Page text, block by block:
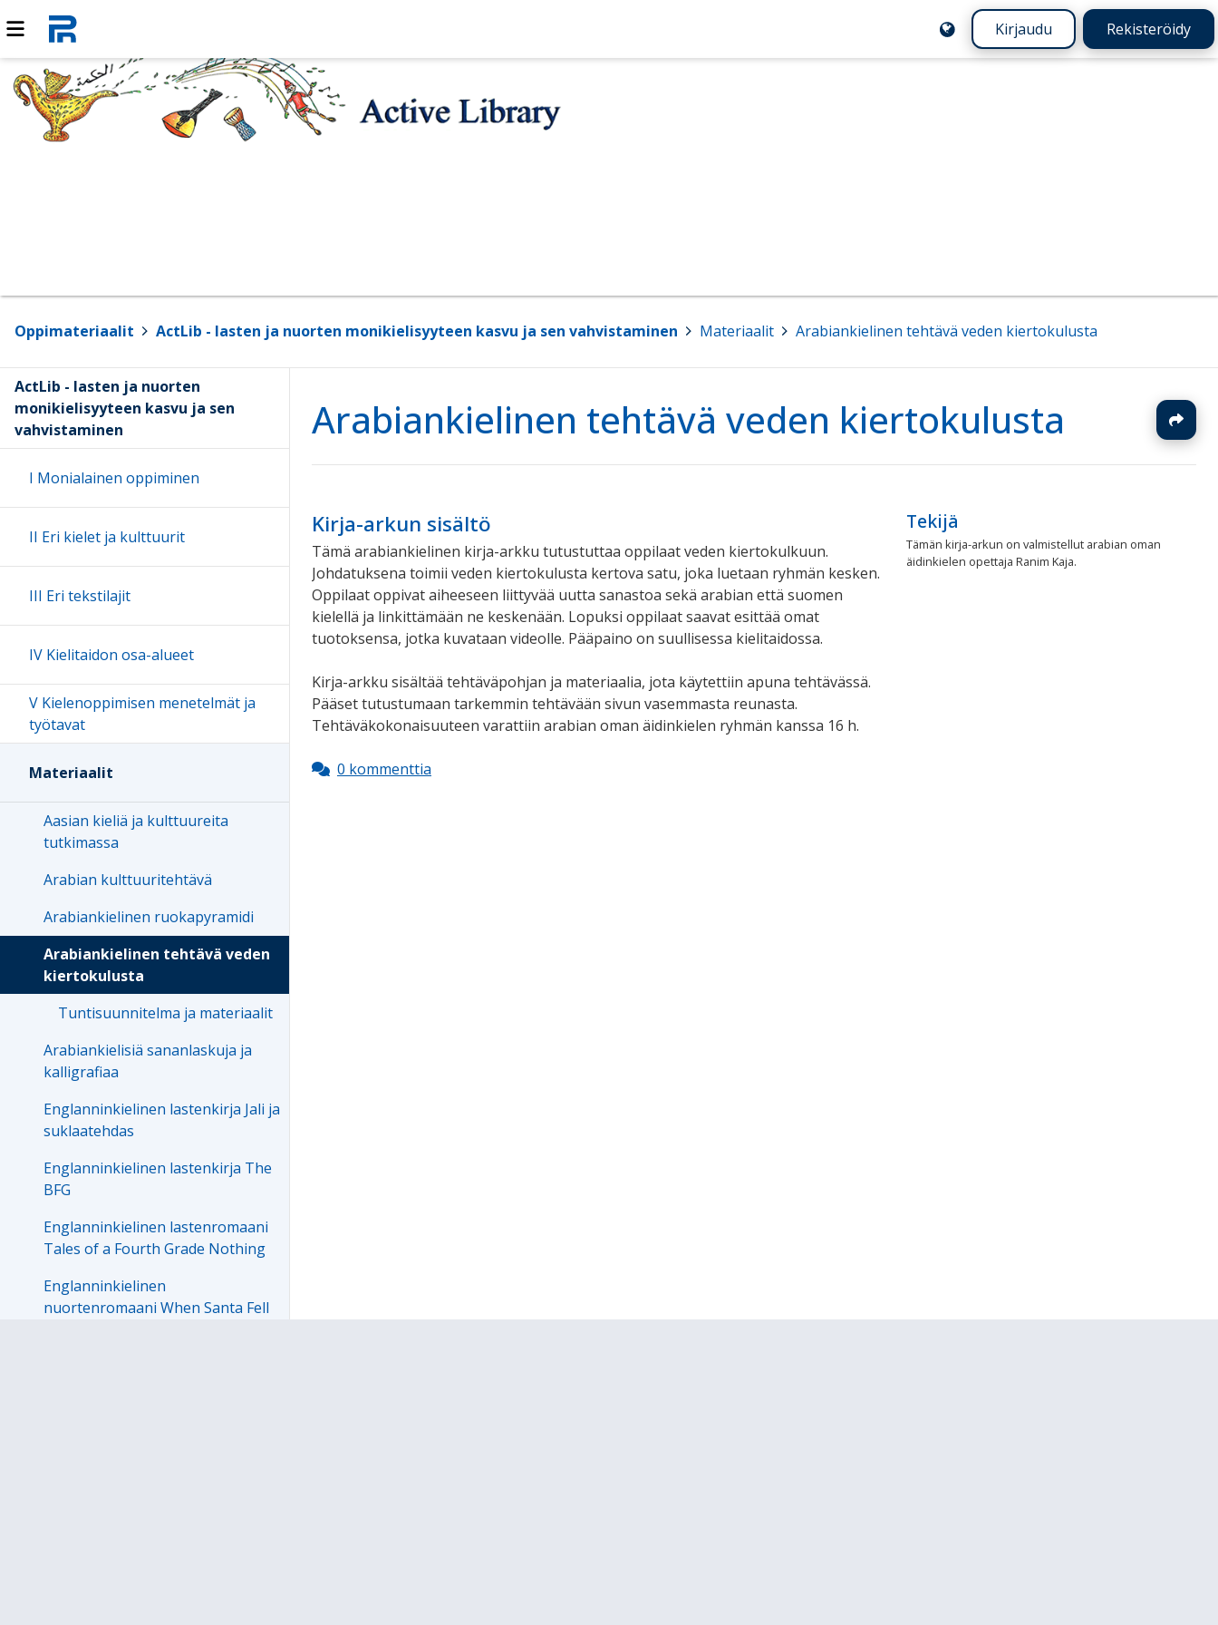
Kirjaudu Rekisteröidy
Oppimateriaalit ActLib - lasten ja nuorten monikielisyyteen kasvu ja sen vahvistaminen Materiaalit Arabiankielinen tehtävä veden kiertokulusta
Arabiankielinen tehtävä veden kiertokulusta
Kirja-arkun sisältö
Tämä arabiankielinen kirja-arkku tutustuttaa oppilaat veden kiertokulkuun.
Johdatuksena toimii veden kiertokulusta kertova satu, joka luetaan ryhmän kesken.
Oppilaat oppivat aiheeseen liittyvää uutta sanastoa sekä arabian että suomen
kielellä ja linkittämään ne keskenään. Lopuksi oppilaat saavat esittää omat
tuotoksensa, jotka kuvataan videolle. Pääpaino on suullisessa kielitaidossa.
Kirja-arkku sisältää tehtäväpohjan ja materiaalia, jota käytettiin apuna tehtävässä.
Pääset tutustumaan tarkemmin tehtävään sivun vasemmasta reunasta.
Tehtäväkokonaisuuteen varattiin arabian oman äidinkielen ryhmän kanssa 16 h.
0 kommenttia
Tekijä
Tämän kirja-arkun on valmistellut arabian oman
äidinkielen opettaja Ranim Kaja.
ActLib - lasten ja nuorten
monikielisyyteen kasvu ja sen
vahvistaminen
I Monialainen oppiminen
II Eri kielet ja kulttuurit
III Eri tekstilajit
IV Kielitaidon osa-alueet
V Kielenoppimisen menetelmät ja
työtavat
Materiaalit
Aasian kieliä ja kulttuureita
tutkimassa
Arabian kulttuuritehtävä
Arabiankielinen ruokapyramidi
Arabiankielinen tehtävä veden
kiertokulusta
Tuntisuunnitelma ja materiaalit
Arabiankielisiä sananlaskuja ja
kalligrafiaa
Englanninkielinen lastenkirja Jali ja
suklaatehdas
Englanninkielinen lastenkirja The
BFG
Englanninkielinen lastenromaani
Tales of a Fourth Grade Nothing
Englanninkielinen
nuortenromaani When Santa Fell